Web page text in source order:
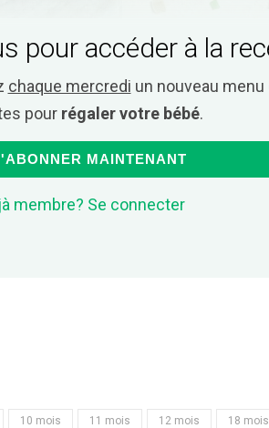
pour accéder à la
chaque mercredi un nouveau
pour régaler votre bébé.
MAINTENANT
membre? Se connecter
10 mois 11 mois 12 mois 18 mois